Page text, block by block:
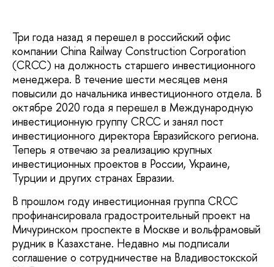
Три года назад я перешел в российский офис
компании China Railway Construction Corporation
(CRCC) на должность старшего инвестиционного
менеджера. В течение шести месяцев меня
повысили до начальника инвестиционного отдела. В
октябре 2020 года я перешел в Международную
инвестиционную группу CRCC и занял пост
инвестиционного директора Евразийского региона.
Теперь я отвечаю за реализацию крупных
инвестиционных проектов в России, Украине,
Турции и других странах Евразии.
В прошлом году инвестиционная группа CRCC
профинансировала градостроительный проект на
Мичуринском проспекте в Москве и вольфрамовый
рудник в Казахстане. Недавно мы подписали
соглашение о сотрудничестве на Владивостокской